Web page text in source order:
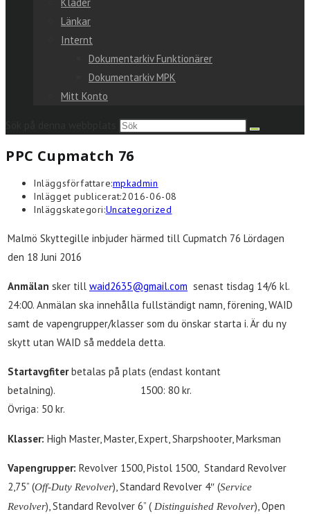
Länkar
Internt
Dokumentarkiv Funktionärer
Dokumentarkiv MPK
Mitt Konto
PPC Cupmatch 76
Inläggsförfattare:mpkadmin
Inlägget publicerat:2016-06-08
Inläggskategori:Uncategorized
Malmö Skyttegille inbjuder härmed till Cupmatch 76 Lördagen
den 18 Juni 2016
Anmälan sker till waid2635@gmail.com senast tisdag 14/6 kl.
24:00. Anmälan ska innehålla fullständigt namn, förening, WAID
samt de vapengrupper/klasser som du önskar starta i. Är du ny
skytt utan WAID så meddela detta.
Startavgfiterbetalas på plats (endast kontant
betalning). 1500: 80 kr.
Övriga: 50 kr.
Klasser: High Master, Master, Expert, Sharpshooter, Marksman
Vapengrupper: Revolver 1500, Pistol 1500, Standard Revolver
2,75” (Off-Duty Revolver), Standard Revolver 4″ (Service
Revolver), Standard Revolver 6” ( Distinguished Revolver), Open